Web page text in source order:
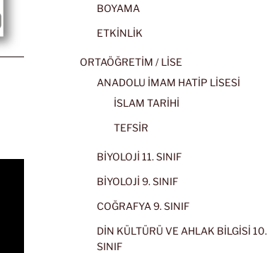
BOYAMA
ETKİNLİK
ORTAÖĞRETİM / LİSE
ANADOLU İMAM HATİP LİSESİ
İSLAM TARİHİ
TEFSİR
BİYOLOJİ 11. SINIF
BİYOLOJİ 9. SINIF
COĞRAFYA 9. SINIF
DİN KÜLTÜRÜ VE AHLAK BİLGİSİ 10.
SINIF